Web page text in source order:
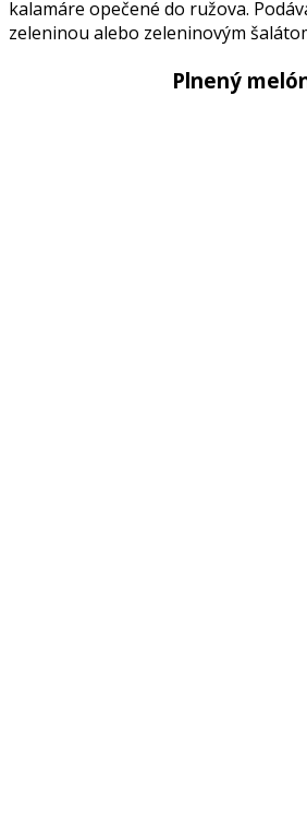
kalamáre opečené do ružova.
zeleninou alebo zeleninovým
Plnený